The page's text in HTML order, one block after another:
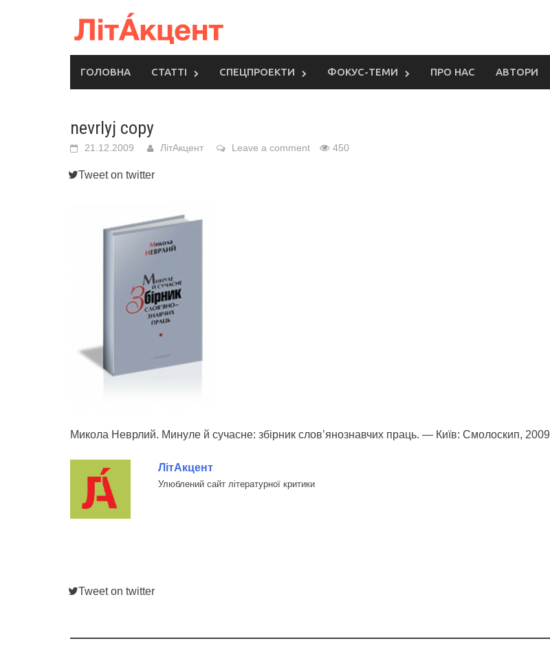
ГОЛОВНА СТАТТІ СПЕЦПРОЕКТИ ФОКУС-ТЕМИ ПРО НАС АВТОРИ
nevrlyj copy
21.12.2009 ЛітАкцент Leave a comment 450
Tweet on twitter
Микола Неврлий. Минуле й сучасне: збірник слов’янознавчих праць. — Київ: Смолоскип, 2009
ЛітАкцент
Улюблений сайт літературної критики
Tweet on twitter